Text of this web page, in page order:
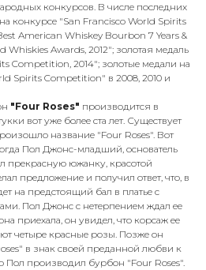
конкурсов. В числе последних
конкурсе "San Francisco World Spirits
American Whiskey Bourbon 7 Years &
Whiskies Awards, 2012"; золотая медаль
Competition, 2014"; золотые медали на
Spirits Competition" в 2008, 2010 и
"Four Roses" производится в
вот уже более ста лет. Существует
название "Four Roses". Вот
Пол Джонс-младший, основатель
прекрасную южанку, красотой
предложение и получил ответ, что, в
на предстоящий бал в платье с
Пол Джонс с нетерпением ждал ее
приехала, он увидел, что корсаж ее
четыре красные розы. Позже он
в знак своей преданной любви к
Пол производил бурбон "Four Roses".